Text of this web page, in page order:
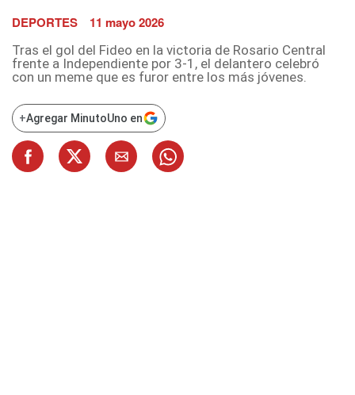
DEPORTES 11 mayo 2026
Tras el gol del Fideo en la victoria de Rosario Central
frente a Independiente por 3-1, el delantero celebró
con un meme que es furor entre los más jóvenes.
+Agregar MinutoUno en